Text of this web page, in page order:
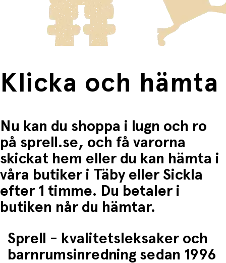
frakten för dessa varor visas i kassan.
Fri frakt när du handlar för mer än 1500:-
Klicka och hämta
Nu kan du shoppa i lugn och ro
på sprell.se, och få varorna
skickat hem eller du kan hämta i
våra butiker i Täby eller Sickla
efter 1 timme. Du betaler i
butiken når du hämtar.
Sprell - kvalitetsleksaker och
barnrumsinredning sedan 1996